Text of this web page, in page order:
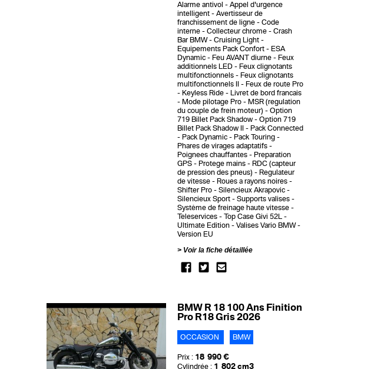
Alarme antivol
Appel d'urgence
intelligent
Avertisseur de
franchissement de ligne
Code
interne
Collecteur chrome
Crash
Bar BMW
Cruising Light
Equipements Pack Confort
ESA
Dynamic
Feu AVANT diurne
Feux
additionnels LED
Feux clignotants
multifonctionnels
Feux clignotants
multifonctionnels II
Feux de route Pro
Keyless Ride
Livret de bord francais
Mode pilotage Pro
MSR (regulation
du couple de frein moteur)
Option
719 Billet Pack Shadow
Option 719
Billet Pack Shadow II
Pack Connected
Pack Dynamic
Pack Touring
Phares de virages adaptatifs
Poignees chauffantes
Preparation
GPS
Protege mains
RDC (capteur
de pression des pneus)
Regulateur
de vitesse
Roues a rayons noires
Shifter Pro
Silencieux Akrapovic
Silencieux Sport
Supports valises
Système de freinage haute vitesse
Teleservices
Top Case Givi 52L
Ultimate Edition
Valises Vario BMW
Version EU
Voir la fiche détaillée
BMW R 18 100 Ans Finition
Pro R18 Gris 2026
OCCASION BMW
Prix : 18 990 €
Cylindrée : 1 802 cm3